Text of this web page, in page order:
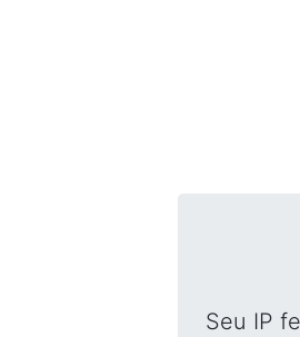
Seu IP